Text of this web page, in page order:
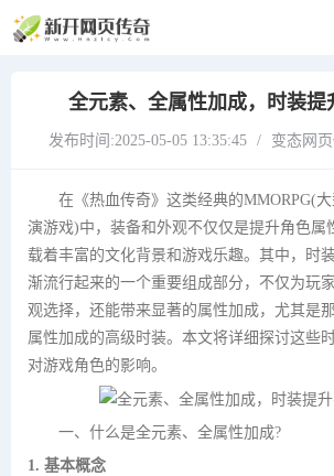
全元素、全属性加成，时装提
发布时间:2025-05-05 13:35:45 / 变态网
在《热血传奇》这类经典的MMORPG(大
演游戏)中，装备和外观不仅仅是提升角色属
载着丰富的文化背景和游戏乐趣。其中，时
渐流行起来的一个重要组成部分，不仅为玩
观选择，还能带来显著的属性加成，尤其是
属性加成的高级时装。本文将详细探讨这些
对游戏角色的影响。
一、什么是全元素、全属性加成?
1. 基本概念